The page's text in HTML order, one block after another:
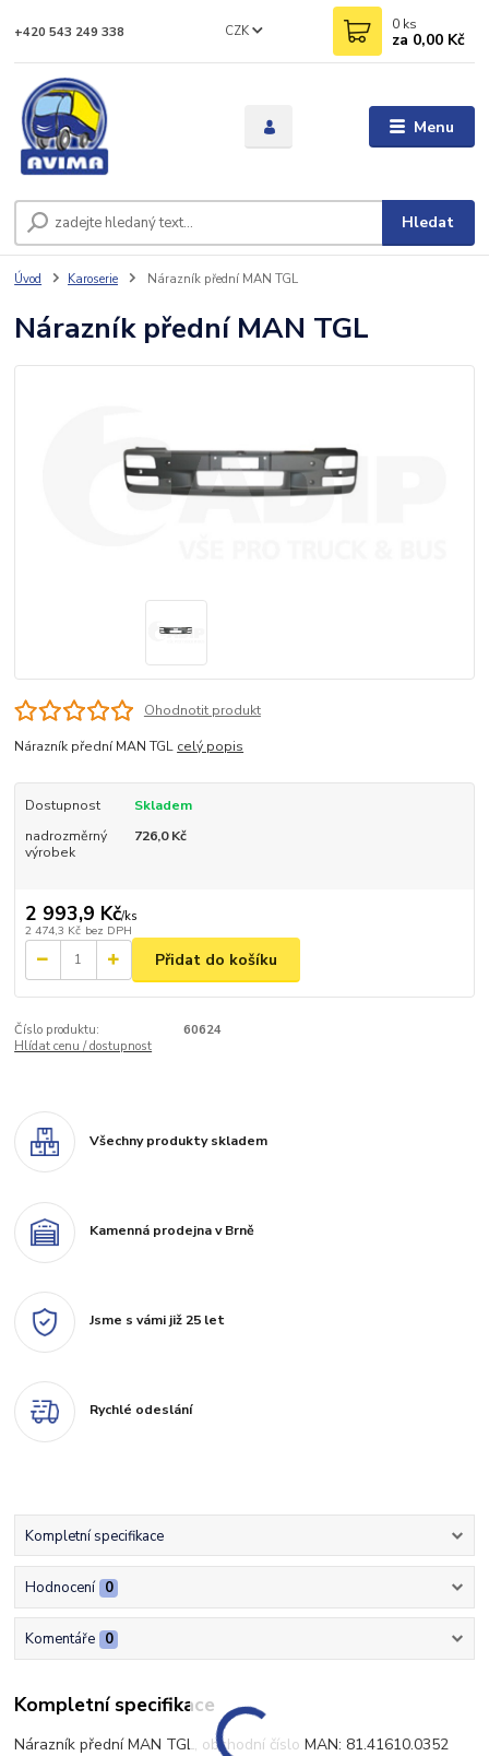
Menu
CZK
Hledat
+420 543 249 338 0 ks
za 0,00 Kč
Úvod Karoserie Nárazník přední MAN TGL
Nárazník přední MAN TGL
Ohodnotit produkt
Nárazník přední MAN TGL celý popis
Dostupnost
Skladem
nadrozměrný
výrobek
726,0 Kč
2 993,9 Kč/ks
2 474,3 Kč bez DPH
Přidat do košíku
Číslo produktu:
60624
Hlídat cenu / dostupnost
Všechny produkty skladem
Kamenná prodejna v Brně
Jsme s vámi již 25 let
Rychlé odeslání
Kompletní specifikace
Hodnocení 0
Komentáře 0
Kompletní specifikace
Nárazník přední MAN TGL, obchodní číslo MAN: 81.41610.0352